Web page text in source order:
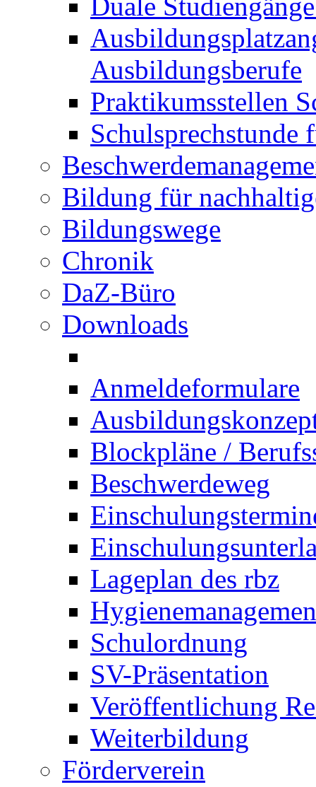
Ausbildungsberufe
Praktikumsstellen
Schulsprechstunde
Bildung für
Bildungswege
Chronik
DaZ-Büro
Downloads
Anmeldeformulare
Blockpläne /
Beschwerdeweg
Lageplan des rbz
Schulordnung
SV-Präsentation
Veröffentlichung
Weiterbildung
Förderverein